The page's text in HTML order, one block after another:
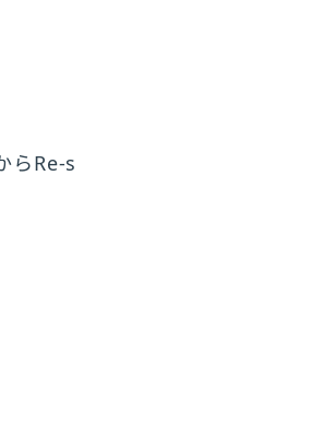
らRe-s